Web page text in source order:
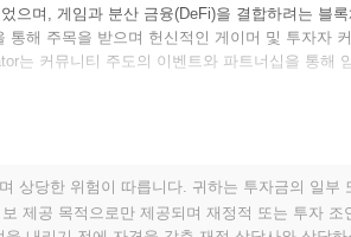
으며, 게임과 분산 금융(DeFi)을 결합하려는 블
통해 주목을 받으며 헌신적인 게이머 및 투자자
는 커뮤니티 주도의 이벤트와 파트너십을 통해
무엇인가요?
하기 위한 분산 금융(DeFi) 기능의 출시를 강조
들이 향후 개발 및 프로젝트 방향에 영향을 미
는 NFT 플랫폼과 통합하여 사용자에게 토큰의
상당한 위험이 따릅니다. 귀하는 투자금의 일부
제공 목적으로만 제공되며 재정적 또는 투자